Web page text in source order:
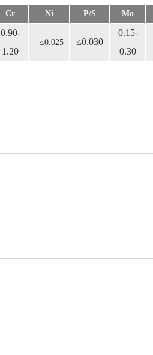
Cr Ni P/S Mo
0.90-
1.20
≤0.025 ≤0.030
0.15-
0.30